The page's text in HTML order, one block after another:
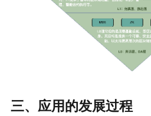
三、应用的发展过程